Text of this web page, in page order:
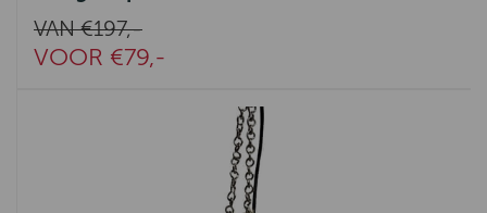
VAN €197,-
VOOR €79,-